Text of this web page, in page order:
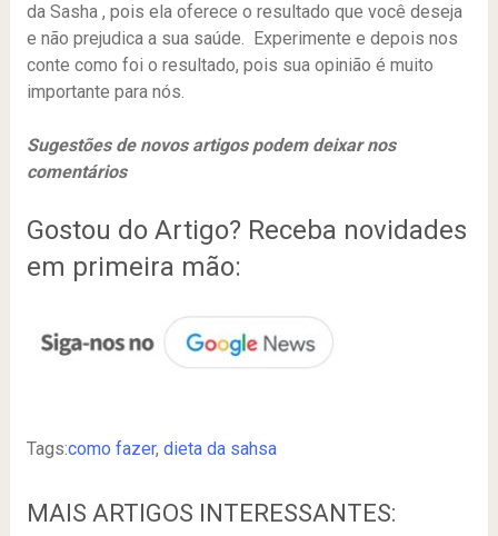
da Sasha , pois ela oferece o resultado que você deseja
e não prejudica a sua saúde. Experimente e depois nos
conte como foi o resultado, pois sua opinião é muito
importante para nós.
Sugestões de novos artigos podem deixar nos
comentários
Gostou do Artigo? Receba novidades
em primeira mão:
Tags:como fazer, dieta da sahsa
MAIS ARTIGOS INTERESSANTES: